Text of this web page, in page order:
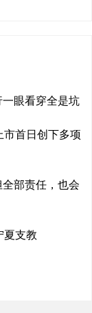
眼看穿全是坑
市首日创下多项
部责任，也会
夏支教